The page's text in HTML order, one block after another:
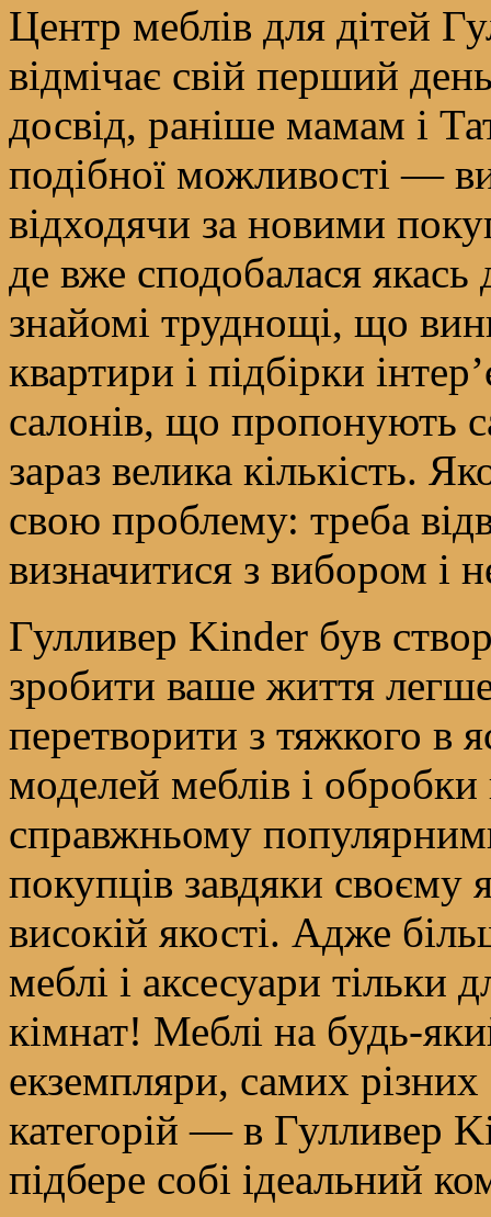
Центр меблів для дітей
відмічає свій перший
досвід, раніше мамам і
подібної можливості —
відходячи за новими
де вже сподобалася якась
знайомі труднощі, що
квартири і підбірки
салонів, що пропонують
зараз велика кількість.
свою проблему: треба
визначитися з вибором і
Гулливер Kinder був
зробити ваше життя
перетворити з тяжкого в
моделей меблів і
справжньому
покупців завдяки своєму
високій якості. Адже
меблі і аксесуари тільки
кімнат! Меблі на будь-
екземпляри, самих різних
категорій — в Гулливер
підбере собі ідеальний